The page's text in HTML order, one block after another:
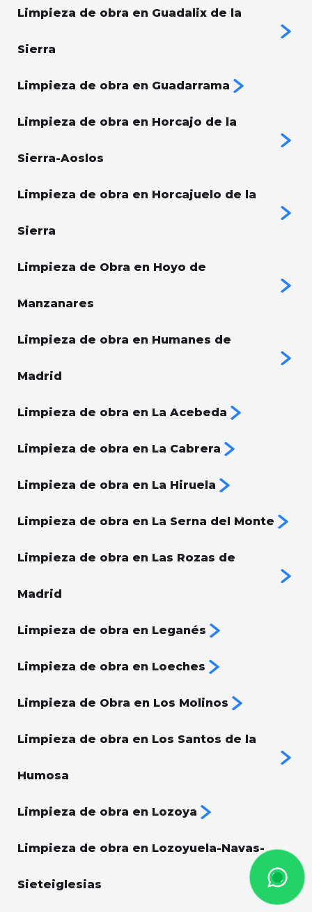
Limpieza de obra en Guadalix de la
Sierra
Limpieza de obra en Guadarrama
Limpieza de obra en Horcajo de la
Sierra-Aoslos
Limpieza de obra en Horcajuelo de la
Sierra
Limpieza de Obra en Hoyo de
Manzanares
Limpieza de obra en Humanes de
Madrid
Limpieza de obra en La Acebeda
Limpieza de obra en La Cabrera
Limpieza de obra en La Hiruela
Limpieza de obra en La Serna del Monte
Limpieza de obra en Las Rozas de
Madrid
Limpieza de obra en Leganés
Limpieza de obra en Loeches
Limpieza de Obra en Los Molinos
Limpieza de obra en Los Santos de la
Humosa
Limpieza de obra en Lozoya
Limpieza de obra en Lozoyuela-Navas-
Sieteiglesias